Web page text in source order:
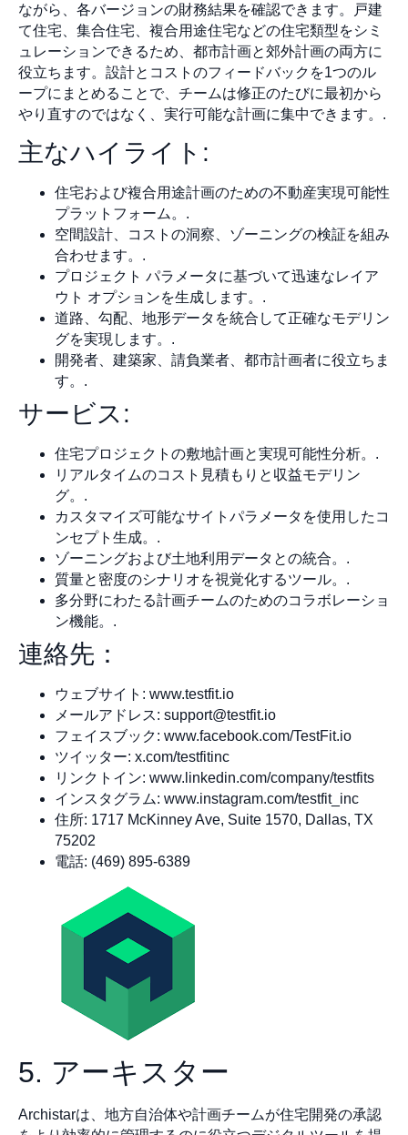
ながら、各バージョンの財務結果を確認できます。戸建
て住宅、集合住宅、複合用途住宅などの住宅類型をシミ
ュレーションできるため、都市計画と郊外計画の両方に
役立ちます。設計とコストのフィードバックを1つのル
ープにまとめることで、チームは修正のたびに最初から
やり直すのではなく、実行可能な計画に集中できます。.
主なハイライト:
住宅および複合用途計画のための不動産実現可能性
プラットフォーム。.
空間設計、コストの洞察、ゾーニングの検証を組み
合わせます。.
プロジェクト パラメータに基づいて迅速なレイア
ウト オプションを生成します。.
道路、勾配、地形データを統合して正確なモデリン
グを実現します。.
開発者、建築家、請負業者、都市計画者に役立ちま
す。.
サービス:
住宅プロジェクトの敷地計画と実現可能性分析。.
リアルタイムのコスト見積もりと収益モデリン
グ。.
カスタマイズ可能なサイトパラメータを使用したコ
ンセプト生成。.
ゾーニングおよび土地利用データとの統合。.
質量と密度のシナリオを視覚化するツール。.
多分野にわたる計画チームのためのコラボレーショ
ン機能。.
連絡先：
ウェブサイト: www.testfit.io
メールアドレス: support@testfit.io
フェイスブック: www.facebook.com/TestFit.io
ツイッター: x.com/testfitinc
リンクトイン: www.linkedin.com/company/testfits
インスタグラム: www.instagram.com/testfit_inc
住所: 1717 McKinney Ave, Suite 1570, Dallas, TX
75202
電話: (469) 895-6389
5. アーキスター
Archistarは、地方自治体や計画チームが住宅開発の承認